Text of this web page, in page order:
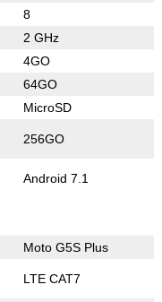
8
2 GHz
4GO
64GO
MicroSD
256GO
Android 7.1
Moto G5S Plus
LTE CAT7